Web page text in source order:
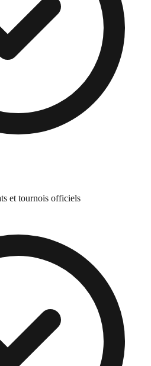
et tournois officiels